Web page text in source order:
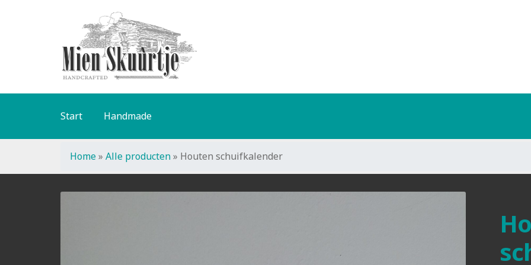
naar
navigatie
de
inhoud
Start Handmade
Home» Alle producten» Houten schuifkalender